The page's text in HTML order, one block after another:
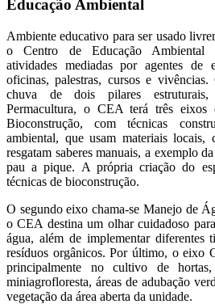
Educação Ambiental
Ambiente educativo para ser usado
o Centro de Educação Ambiental
atividades mediadas por agentes de
oficinas, palestras, cursos e
chuva de dois pilares
Permacultura, o CEA terá três
Bioconstrução, com técnicas
ambiental, que usam materiais locais,
resgatam saberes manuais, a exemplo
pau a pique. A própria criação do
técnicas de bioconstrução.
O segundo eixo chama-se Manejo de
o CEA destina um olhar cuidadoso
água, além de implementar diferentes
resíduos orgânicos. Por último, o eixo
principalmente no cultivo de
miniagrofloresta, áreas de adubação
vegetação da área aberta da unidade.